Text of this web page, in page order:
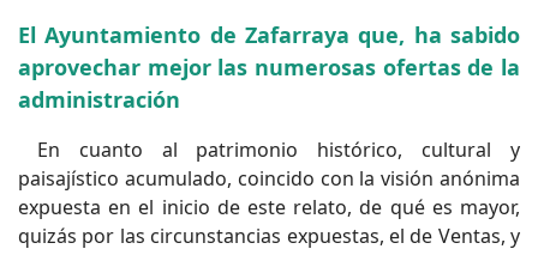
El Ayuntamiento de Zafarraya que, ha sabido
aprovechar mejor las numerosas ofertas de la
administración
En cuanto al patrimonio histórico, cultural y
paisajístico acumulado, coincido con la visión anónima
expuesta en el inicio de este relato, de qué es mayor,
quizás por las circunstancias expuestas, el de Ventas, y